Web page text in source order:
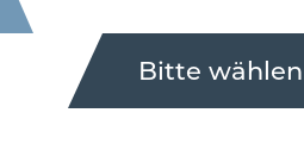
Bitte wählen